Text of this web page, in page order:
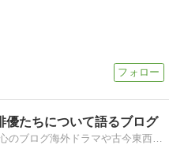
優たちについて語るブログ
海外ドラマと映画のレビュー中心のブログ海外ドラマや古今東西の映画のレビュー、お気に入り俳優について語ってます。